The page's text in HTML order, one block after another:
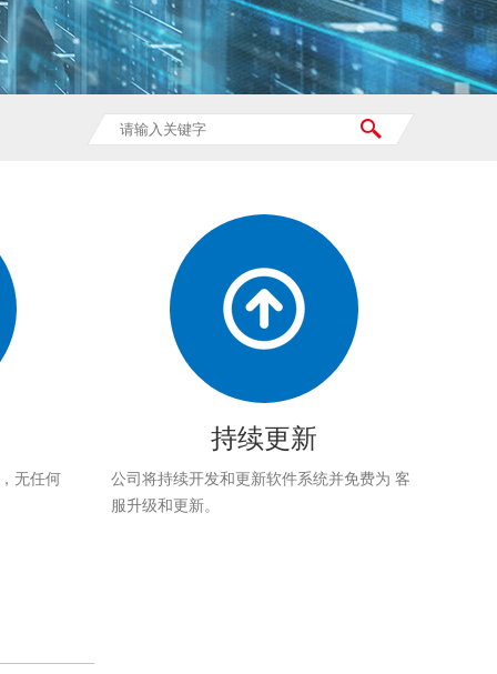
无任何
持续更新
公司将持续开发和更新软件系统并免费为 客
服升级和更新。